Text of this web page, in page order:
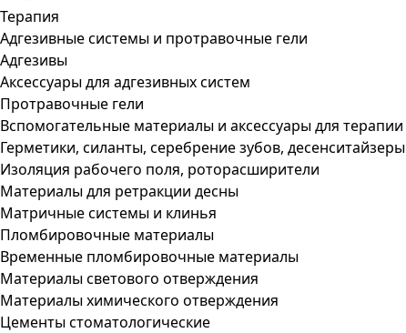
Терапия
Адгезивные системы и протравочные гели
Адгезивы
Аксессуары для адгезивных систем
Протравочные гели
Вспомогательные материалы и аксессуары для терапии
Герметики, силанты, серебрение зубов, десенситайзеры
Изоляция рабочего поля, роторасширители
Материалы для ретракции десны
Матричные системы и клинья
Пломбировочные материалы
Временные пломбировочные материалы
Материалы светового отверждения
Материалы химического отверждения
Цементы стоматологические